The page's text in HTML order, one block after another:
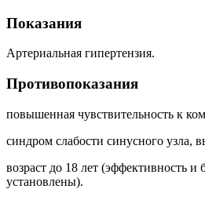
Показания
Артериальная гипертензия.
Противопоказания
повышенная чувствительность к
синдром слабости синусного узла,
возраст до 18 лет (эффективность и
установлены).